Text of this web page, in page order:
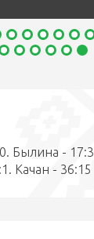
Былина -
Качан - 36:15